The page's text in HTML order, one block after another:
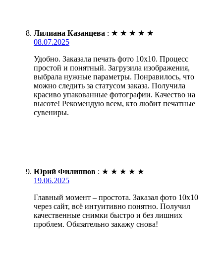
Лилиана Казанцева : ★ ★ ★ ★ ★
08.07.2025
Удобно. Заказала печать фото 10х10. Процесс
простой и понятный. Загрузила изображения,
выбрала нужные параметры. Понравилось, что
можно следить за статусом заказа. Получила
красиво упакованные фотографии. Качество на
высоте! Рекомендую всем, кто любит печатные
сувениры.
Юрий Филиппов : ★ ★ ★ ★ ★
19.06.2025
Главный момент – простота. Заказал фото 10х10
через сайт, всё интуитивно понятно. Получил
качественные снимки быстро и без лишних
проблем. Обязательно закажу снова!